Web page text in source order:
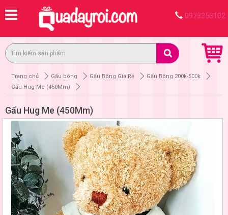
0973353102
Trang chủ Gấu bông Gấu Bông Giá Rẻ
Gấu Bông 200k-500k
Gấu Hug Me (450Mm)
Gấu Hug Me (450Mm)